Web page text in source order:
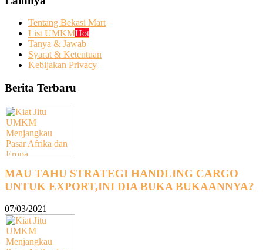
Tentang Bekasi Mart
List UMKMHot
Tanya & Jawab
Syarat & Ketentuan
Kebijakan Privacy
Berita Terbaru
MAU TAHU STRATEGI HANDLING CARGO
UNTUK EXPORT,INI DIA BUKA BUKAANNYA?
07/03/2021